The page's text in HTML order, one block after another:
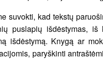
suvokti, kad tekstų
puslapių išdėstymas, iš
išdėstymą. Knygą ar
paryškinti